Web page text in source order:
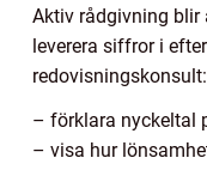
Aktiv rådgivning blir
leverera siffror i
redovisningskonsult:
– förklara nyckeltal
– visa hur